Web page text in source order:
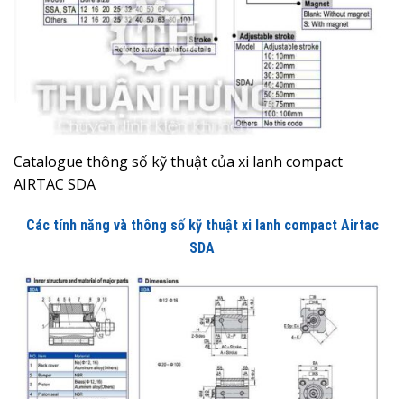
Catalogue thông số kỹ thuật của xi lanh compact
AIRTAC SDA
Các tính năng và thông số kỹ thuật xi lanh compact Airtac
SDA